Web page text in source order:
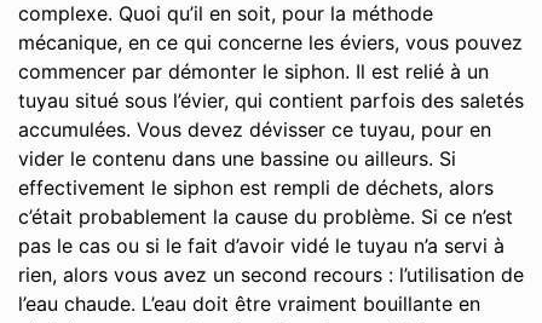
complexe. Quoi qu’il en soit, pour la méthode
mécanique, en ce qui concerne les éviers, vous pouvez
commencer par démonter le siphon. Il est relié à un
tuyau situé sous l’évier, qui contient parfois des saletés
accumulées. Vous devez dévisser ce tuyau, pour en
vider le contenu dans une bassine ou ailleurs. Si
effectivement le siphon est rempli de déchets, alors
c’était probablement la cause du problème. Si ce n’est
pas le cas ou si le fait d’avoir vidé le tuyau n’a servi à
rien, alors vous avez un second recours : l’utilisation de
l’eau chaude. L’eau doit être vraiment bouillante en